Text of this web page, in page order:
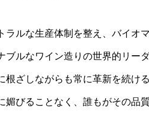
ルな生産体制を整え、バイオ
ルなワイン造りの世界的リー
根ざしながらも常に革新を続け
媚びることなく、誰もがその品